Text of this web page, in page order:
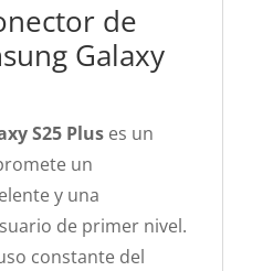
de
Galaxy
S25 Pluses un
un
y una
de primer nivel.
constante del